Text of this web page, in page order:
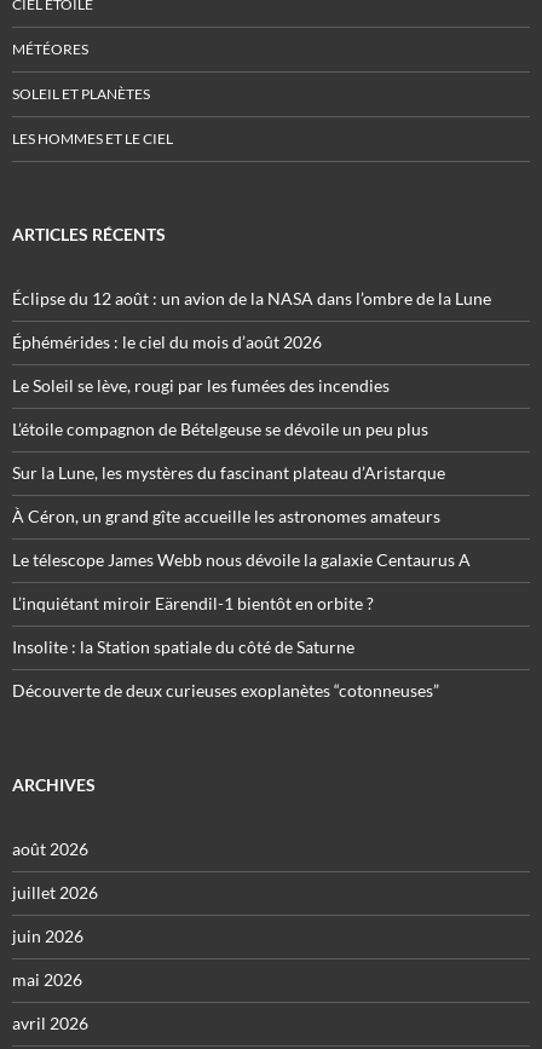
CIEL ÉTOILÉ
MÉTÉORES
SOLEIL ET PLANÈTES
LES HOMMES ET LE CIEL
ARTICLES RÉCENTS
Éclipse du 12 août : un avion de la NASA dans l’ombre de la Lune
Éphémérides : le ciel du mois d’août 2026
Le Soleil se lève, rougi par les fumées des incendies
L’étoile compagnon de Bételgeuse se dévoile un peu plus
Sur la Lune, les mystères du fascinant plateau d’Aristarque
À Céron, un grand gîte accueille les astronomes amateurs
Le télescope James Webb nous dévoile la galaxie Centaurus A
L’inquiétant miroir Eärendil-1 bientôt en orbite ?
Insolite : la Station spatiale du côté de Saturne
Découverte de deux curieuses exoplanètes “cotonneuses”
ARCHIVES
août 2026
juillet 2026
juin 2026
mai 2026
avril 2026